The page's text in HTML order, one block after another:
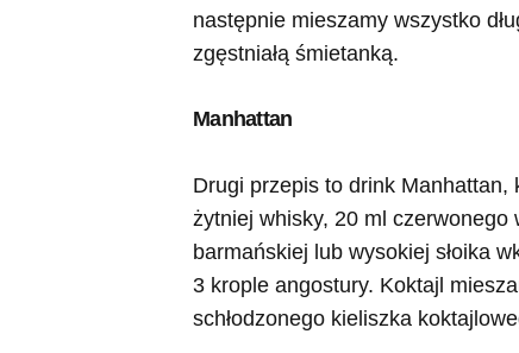
następnie mieszamy wszystko
zgęstniałą śmietanką.
Manhattan
Drugi przepis to drink Manhattan,
żytniej whisky, 20 ml
barmańskiej lub wysokiej słoika
3 krople angostury. Koktajl
schłodzonego kieliszka